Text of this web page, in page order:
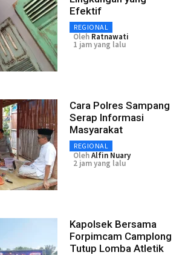
Efektif
REGIONAL
Oleh Ratnawati
1 jam yang lalu
Cara Polres Sampang
Serap Informasi
Masyarakat
REGIONAL
OlehAlfin Nuary
2 jam yang lalu
Kapolsek Bersama
Forpimcam Camplong
Tutup Lomba Atletik